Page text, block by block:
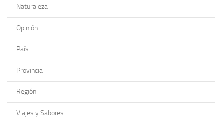
Naturaleza
Opinión
País
Provincia
Región
Viajes y Sabores